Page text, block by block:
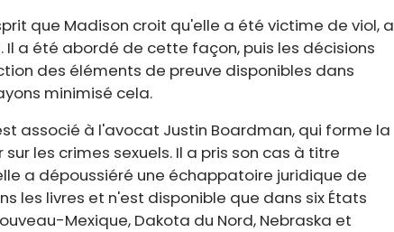
que Madison croit qu'elle a été victime de viol, a
a été abordé de cette façon, puis les décisions
des éléments de preuve disponibles dans
minimisé cela.
associé à l'avocat Justin Boardman, qui forme la
les crimes sexuels. Il a pris son cas à titre
a dépoussiéré une échappatoire juridique de
les livres et n'est disponible que dans six États
Mexique, Dakota du Nord, Nebraska et